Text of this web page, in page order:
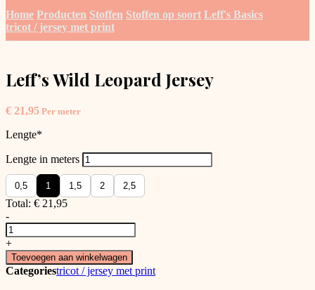
Home Producten Stoffen Stoffen op soort Leff's Basics
tricot / jersey met print
Leff’s Wild Leopard Jersey
€ 21,95 Per meter
Lengte*
Lengte in meters
0,5 1 1,5 2 2,5
Total: € 21,95
-
Leff's
Wild
Leopard
Jersey
aantal
+
Toevoegen aan winkelwagen
Categoriestricot / jersey met print